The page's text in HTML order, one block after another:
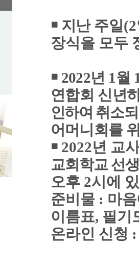
￭ 지난 주일 (2
장식을 모두
￭ 2022년 1월
연합회 신년
인하여 취소
어머니회를
￭ 2022년 교
교회학교 선
오후 2시에
준비물 : 마
이름표, 필기
온라인 신청 :